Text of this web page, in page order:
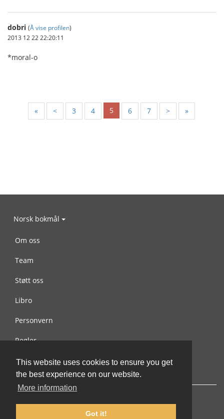
This website uses cookies to ensure you get
the best experience on our website.
More information
Got it!
dobri (Å vise profilen)
2013 12 22 22:20:11
*moral-o
« < 3 4 5 6 7 > »
Norsk bokmål
Om oss
Team
Støtt oss
Libro
Personvern
Regler
Kontakt oss